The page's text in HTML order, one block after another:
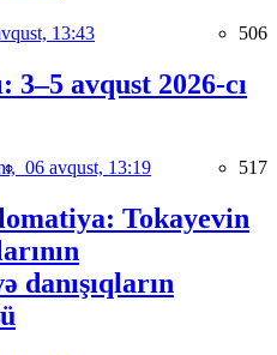
13:43 506
3–5 avqust 2026-cı
06 avqust, 13:19 517
Tokayevin
danışıqların